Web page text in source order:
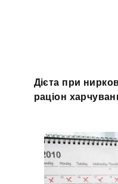
Дієта при
раціон